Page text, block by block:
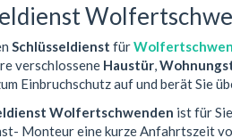
Schlüsseldienst für
verschlossene Haustür,
Einbruchschutz auf und berät Sie
Wolfertschwenden ist für
Monteur eine kurze Anfahrtszeit